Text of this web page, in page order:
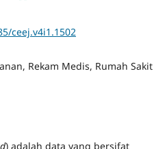
ceej.v4i1.1502
Rekam Medis, Rumah Sakit
) adalah data yang bersifat